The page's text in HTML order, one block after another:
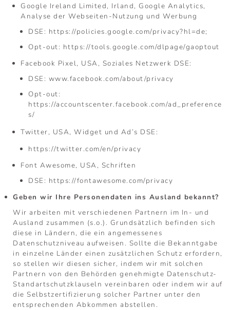
Google Ireland Limited, Irland, Google Analytics,
Analyse der Webseiten-Nutzung und Werbung
DSE: https://policies.google.com/privacy?hl=de;
Opt-out: https://tools.google.com/dlpage/gaoptout
Facebook Pixel, USA, Soziales Netzwerk DSE:
DSE: www.facebook.com/about/privacy
Opt-out:
https://accountscenter.facebook.com/ad_preference
s/
Twitter, USA, Widget und Ad’s DSE:
https://twitter.com/en/privacy
Font Awesome, USA, Schriften
DSE: https://fontawesome.com/privacy
Geben wir Ihre Personendaten ins Ausland bekannt?
Wir arbeiten mit verschiedenen Partnern im In- und
Ausland zusammen (s.o.). Grundsätzlich befinden sich
diese in Ländern, die ein angemessenes
Datenschutzniveau aufweisen. Sollte die Bekanntgabe
in einzelne Länder einen zusätzlichen Schutz erfordern,
so stellen wir diesen sicher, indem wir mit solchen
Partnern von den Behörden genehmigte Datenschutz-
Standartschutzklauseln vereinbaren oder indem wir auf
die Selbstzertifizierung solcher Partner unter den
entsprechenden Abkommen abstellen.